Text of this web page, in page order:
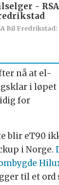
Bil Fredrikstad:
-
nå at el-
i løpet
for
blir eT90
i Norge.
til et